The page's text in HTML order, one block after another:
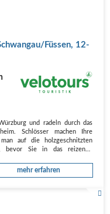
Füssen, 12-
und radeln durch das
Schlösser machen Ihre
auf die holzgeschnitzten
bevor Sie in das reizende
mehr erfahren